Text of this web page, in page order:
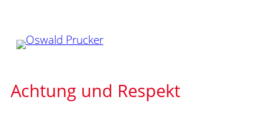
springen
Achtung und Respekt